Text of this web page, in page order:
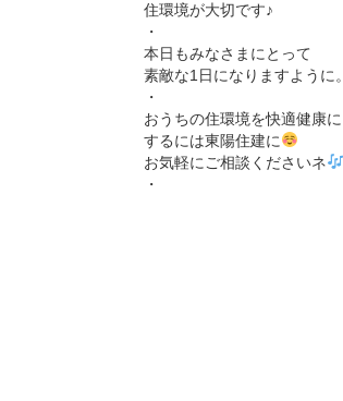
住環境が大切です♪
・
本日もみなさまにとって
素敵な1日になりますように。
・
おうちの住環境を快適健康に
するには東陽住建に
お気軽にご相談くださいネ
・